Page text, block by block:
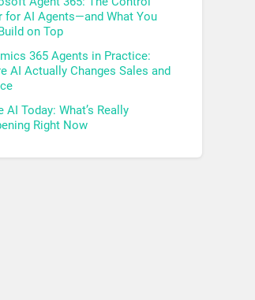
for AI Agents—and What You
on Top
365 Agents in Practice:
AI Actually Changes Sales and
AI Today: What’s Really
Right Now